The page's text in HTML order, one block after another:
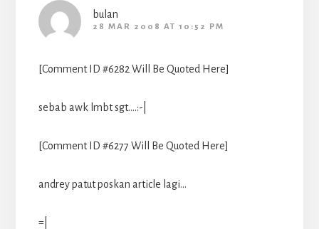
bulan
28 MAR 2008 AT 10:52 PM
[Comment ID #6282 Will Be Quoted Here]
sebab awk lmbt sgt….:-|
[Comment ID #6277 Will Be Quoted Here]
andrey patut poskan article lagi…
=|